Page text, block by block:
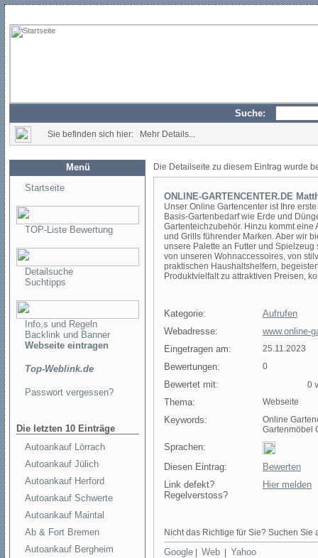
Suche:
Sie befinden sich hier: Mehr Details...
Menü
Startseite
TOP-Liste Bewertung
Detailsuche
Suchtipps
Info,s und Regeln
Backlink und Banner
Webseite eintragen
Top-Weblink.de
Passwort vergessen?
Die letzten 10 Einträge
Autoankauf Lörrach
Autoankauf Jülich
Autoankauf Herford
Autoankauf Schwerte
Autoankauf Maintal
Ab & Fort Bremen
Autoankauf Bergheim
Die Detailseite zu diesem Eintrag wurde
ONLINE-GARTENCENTER.DE
Unser Online Gartencenter ist Ihre
Basis-Gartenbedarf wie Erde und
Gartenteichzubehör. Hinzu kommt
und Grills führender Marken. Aber wir
unsere Palette an Futter und
von unseren Wohnaccessoires, von
praktischen Haushaltshelfern,
Produktvielfalt zu attraktiven Preisen,
Kategorie:
Aufrufen
Webadresse:
www.online-
Eingetragen am:
25.11.2023
Bewertungen: 0
Bewertet mit: 0
Thema: Webseite
Keywords:
Online
Gartenmöbel
Sprachen:
Diesen Eintrag:
Bewerten
Link defekt?
Regelverstoss?
Hier melden
Nicht das Richtige für Sie? Suchen Sie
Google Web Yahoo